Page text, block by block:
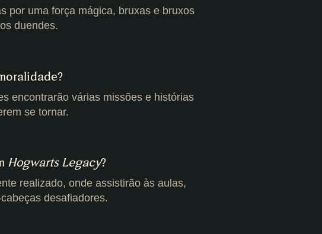
por uma força mágica, bruxas e bruxos
duendes.
encontrarão várias missões e histórias
se tornar.
Hogwarts Legacy?
realizado, onde assistirão às aulas,
desafiadores.